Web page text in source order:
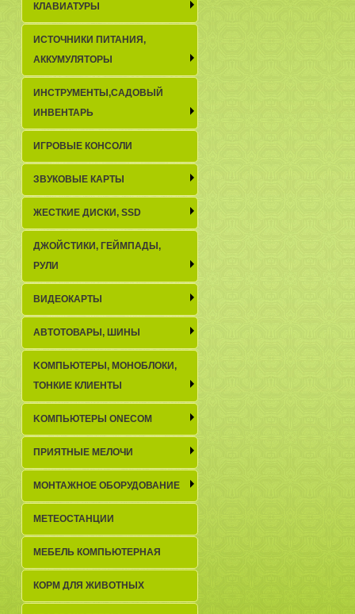
КЛАВИАТУРЫ
ИСТОЧНИКИ ПИТАНИЯ,
АККУМУЛЯТОРЫ
ИНСТРУМЕНТЫ,САДОВЫЙ
ИНВЕНТАРЬ
ИГРОВЫЕ КОНСОЛИ
ЗВУКОВЫЕ КАРТЫ
ЖЕСТКИЕ ДИСКИ, SSD
ДЖОЙСТИКИ, ГЕЙМПАДЫ,
РУЛИ
ВИДЕОКАРТЫ
АВТОТОВАРЫ, ШИНЫ
KОМПЬЮТЕРЫ, МОНОБЛОКИ,
ТОНКИЕ КЛИЕНТЫ
KОМПЬЮТЕРЫ ONECOM
ПРИЯТНЫЕ МЕЛОЧИ
МОНТАЖНОЕ ОБОРУДОВАНИЕ
МЕТЕОСТАНЦИИ
МЕБЕЛЬ КОМПЬЮТЕРНАЯ
КОРМ ДЛЯ ЖИВОТНЫХ